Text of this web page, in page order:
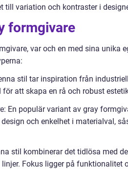
till variation och kontraster i
formgivare
var och en med sina unika
stil tar inspiration från
att skapa en rå och robust
En populär variant av gray
och enkelhet i materialval,
stil kombinerar det tidlösa med
Fokus ligger på funktionalitet